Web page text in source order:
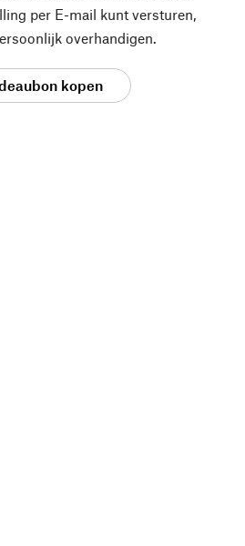
per E-mail kunt versturen,
overhandigen.
kopen